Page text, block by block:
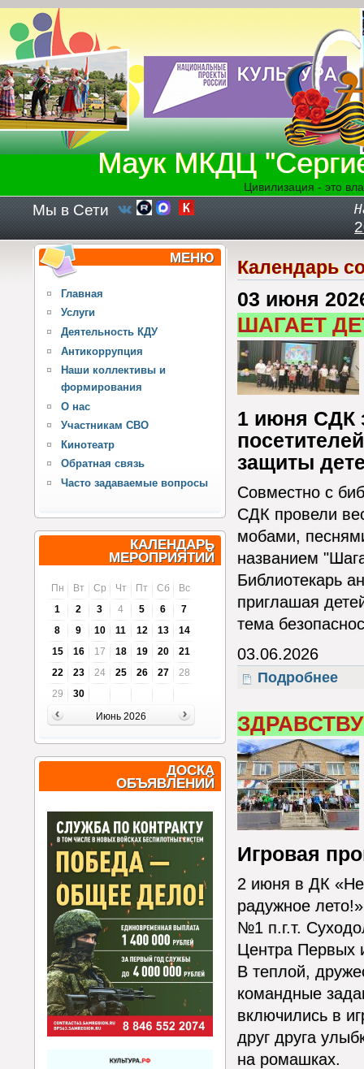
Перейти к основному содержанию
Маук МКДЦ
Цивилизация - это
Мы в Сети
МЕНЮ
Главная
Услуги
Деятельность КДУ
Антикоррупция
Наши коллективы и
формирования
О нас
Участникам СВО
Кинотеатр
Обратная связь
Часто задаваемые вопросы
КАЛЕНДАРЬ
МЕРОПРИЯТИЙ
Пн Вт Ср Чт Пт Сб
Вс
1
2 3 4 5 6
7
8
9 10 11 12 13
14
15
16 17 18 19 20
21
22
23 24 25 26 27
28
29
30
Июнь 2026
ДОСКА
ОБЪЯВЛЕНИЙ
Календарь
03 июня
ШАГАЕТ
1 июня СДК
защиты
Совместно с
СДК провели
мобами,
названием
Библиотекарь
приглашая
тема
03.06.2026
Подробнее
Игровая
2 июня в ДК
радужное
№1 п.г.т.
Центра Первых
В теплой,
командные
включились в
друг друга
на ромашках.